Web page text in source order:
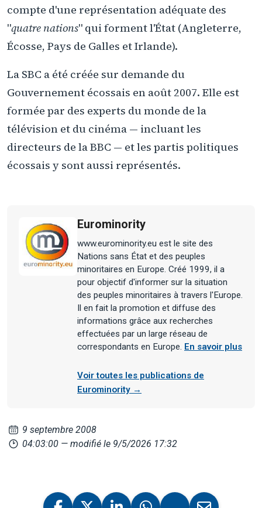
compte d'une représentation adéquate des
"quatre nations" qui forment l'État (Angleterre,
Écosse, Pays de Galles et Irlande).
La SBC a été créée sur demande du
Gouvernement écossais en août 2007. Elle est
formée par des experts du monde de la
télévision et du cinéma — incluant les
directeurs de la BBC — et les partis politiques
écossais y sont aussi représentés.
Eurominority
www.eurominority.eu est le site des
Nations sans État et des peuples
minoritaires en Europe. Créé 1999, il a
pour objectif d'informer sur la situation
des peuples minoritaires à travers l'Europe.
Il en fait la promotion et diffuse des
informations grâce aux recherches
effectuées par un large réseau de
correspondants en Europe. En savoir plus
Voir toutes les publications de
Eurominority →
9 septembre 2008
04:03:00 — modifié le 9/5/2026 17:32